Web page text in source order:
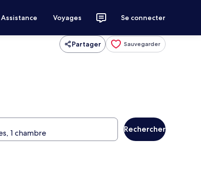
Assistance Voyages Se connecter
Partager Sauvegarder
Rechercher